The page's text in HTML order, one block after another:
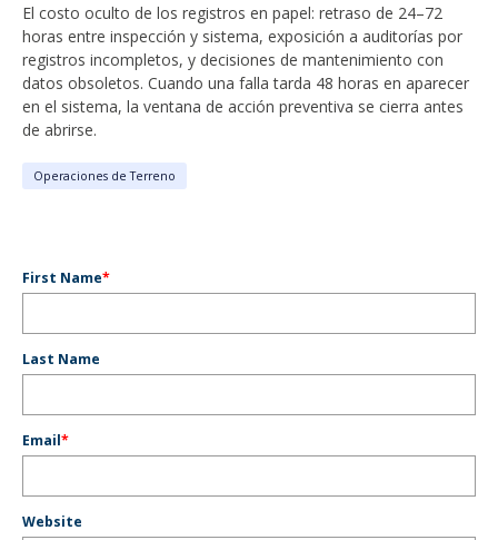
El costo oculto de los registros en papel: retraso de 24–72
horas entre inspección y sistema, exposición a auditorías por
registros incompletos, y decisiones de mantenimiento con
datos obsoletos. Cuando una falla tarda 48 horas en aparecer
en el sistema, la ventana de acción preventiva se cierra antes
de abrirse.
Operaciones de Terreno
First Name*
Last Name
Email*
Website